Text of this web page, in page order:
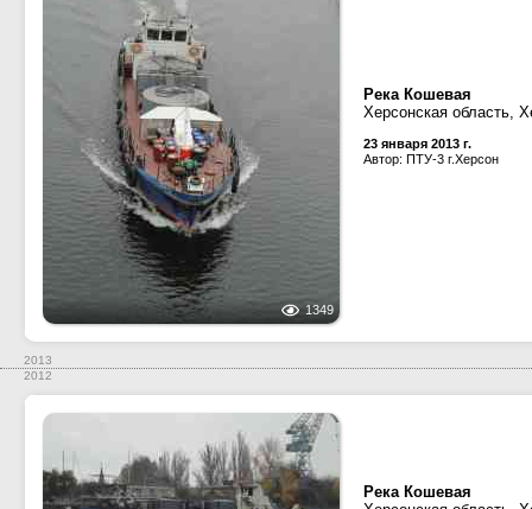
1349
Река Кошевая
Херсонская область,
23 января 2013 г.
Автор: ПТУ-3 г.Херсон
2013
2012
Река Кошевая